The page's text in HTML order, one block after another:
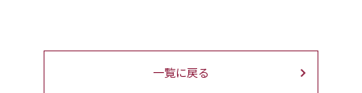
一覧に戻る